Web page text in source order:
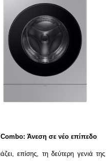
Άνεση σε νέο επίπεδο
επίσης, τη δεύτερη γενιά της